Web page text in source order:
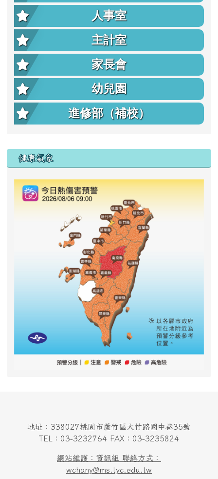
人事室
主計室
家長會
幼兒園
進修部（補校）
右邊區域內容
健康氣象
地址：338027桃園市蘆竹區大竹路國中巷35號
TEL：03-3232764 FAX：03-3235824
網站維護：資訊組 聯絡方式：
wchany@ms.tyc.edu.tw